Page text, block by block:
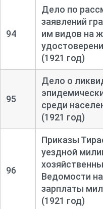
94
Дело по
заявлений
им видов на
(1921 год)
95
Дело о
среди
(1921 год)
96
Приказы
уездной
Ведомости
зарплаты
(1921 год)